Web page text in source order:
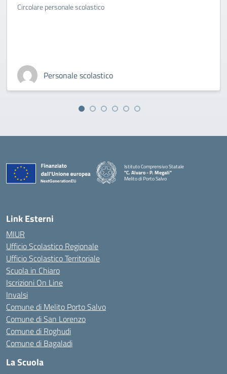
Circolare personale scolastico
Personale scolastico
Istituto Comprensivo Statale
"C. Alvaro - P. Megali"
Melito di Porto Salvo
Link Esterni
MIUR
Ufficio Scolastico Regionale
Ufficio Scolastico Territoriale
Scuola in Chiaro
Iscrizioni On Line
Invalsi
Comune di Melito Porto Salvo
Comune di San Lorenzo
Comune di Roghudi
Comune di Bagaladi
La Scuola